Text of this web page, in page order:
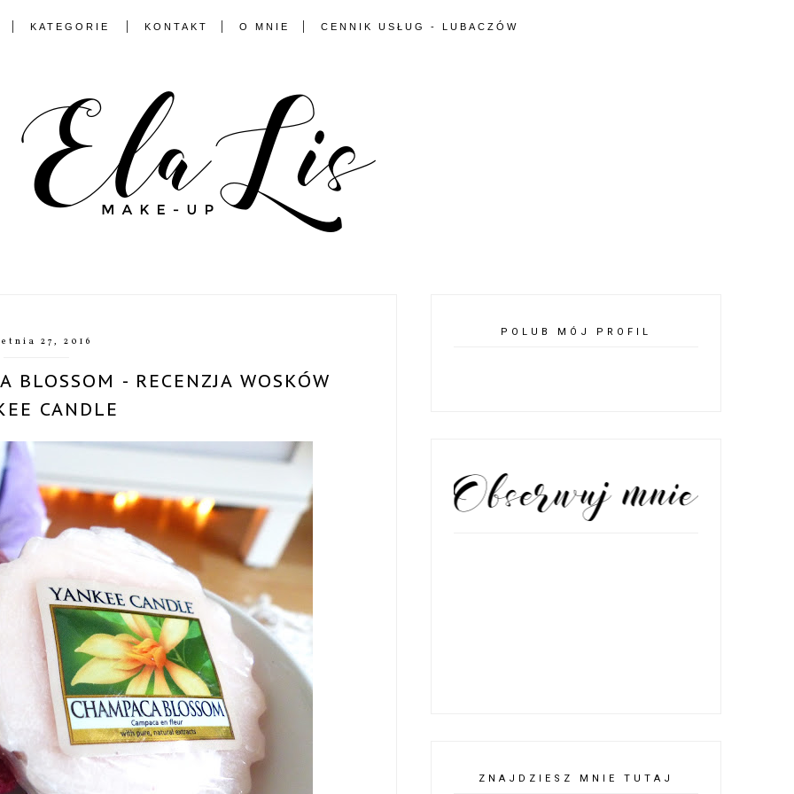
KATEGORIE KONTAKT O MNIE CENNIK USŁUG - LUBACZÓW
27, 2016
BLOSSOM - RECENZJA WOSKÓW
CANDLE
POLUB MÓJ PROFIL
ZNAJDZIESZ MNIE TUTAJ